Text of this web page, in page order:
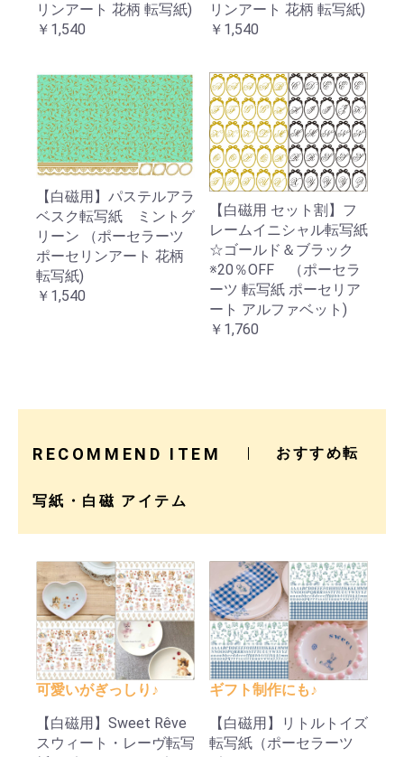
リンアート 花柄 転写紙)
￥1,540
リンアート 花柄 転写紙)
￥1,540
【白磁用】パステルアラ
ベスク転写紙 ミントグ
リーン （ポーセラーツ
ポーセリンアート 花柄
転写紙)
￥1,540
【白磁用 セット割】フ
レームイニシャル転写紙
☆ゴールド＆ブラック
※20％OFF （ポーセラ
ーツ 転写紙 ポーセリア
ート アルファベット)
￥1,760
RECOMMEND ITEM おすすめ転
写紙・白磁 アイテム
可愛いがぎっしり♪
【白磁用】Sweet Rêve
スウィート・レーヴ転写
ギフト制作にも♪
【白磁用】リトルトイズ
転写紙（ポーセラーツ